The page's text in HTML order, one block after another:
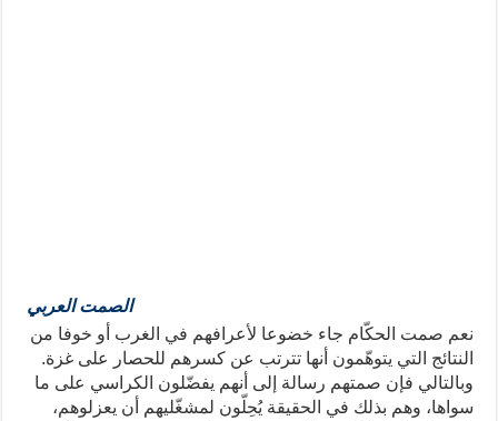
الصمت العربي
نعم صمت الحكّام جاء خضوعا لأعرافهم في الغرب أو خوفا من
النتائج التي يتوهّمون أنها تترتب عن كسرهم للحصار على غزة.
وبالتالي فإن صمتهم رسالة إلى أنهم يفضّلون الكراسي على ما
سواها، وهم بذلك في الحقيقة يُحِلّون لمشغّليهم أن يعزلوهم،